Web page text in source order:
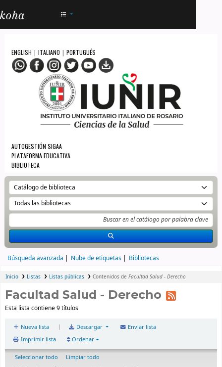
ENGLISH | ITALIANO | PORTUGUÉS
AUTOGESTIÓN SIGAA
PLATAFORMA EDUCATIVA
BIBLIOTECA
Búsqueda avanzada Nube de etiquetas Bibliotecas
Inicio Listas Listas públicas Contenidos de Facultad Salud - Derecho
Facultad Salud - Derecho
Esta lista contiene 9 títulos
Nueva lista | Descargar
Enviar lista
Imprimir lista
Ordenar
Seleccionar todo
Limpiar todo